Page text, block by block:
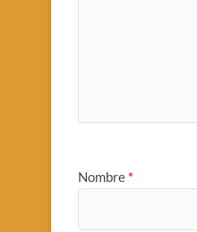
Nombre *